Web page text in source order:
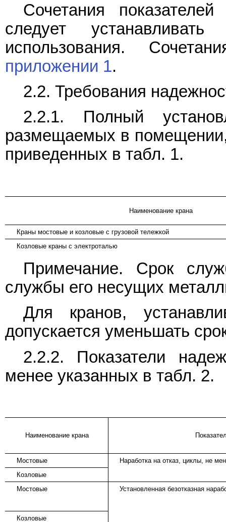
Сочетания
следует
использования.
приложении 1.
2.2. Требования
2.2.1. Полный
размещаемых в
приведенных в табл. 1.
Наименование крана
Краны мостовые и козловые с грузовой тележкой
Козловые краны с электроталью
Примечание. Срок
службы его несущих
Для кранов,
допускается уменьшать
2.2.2. Показатели
менее указанных в табл. 2.
Наименование крана
Мостовые
Наработка на отказ, циклы, не
Козловые
Мостовые
Установленная безотказная
Козловые